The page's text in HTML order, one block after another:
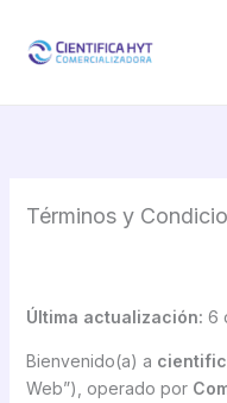
contenido
Términos y
Última actualización: 6
Bienvenido(a) a
Web”), operado por